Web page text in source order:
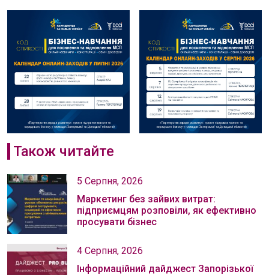
Також читайте
5 Серпня, 2026
Маркетинг без зайвих витрат:
підприємцям розповіли, як ефективно
просувати бізнес
4 Серпня, 2026
Інформаційний дайджест Запорізької